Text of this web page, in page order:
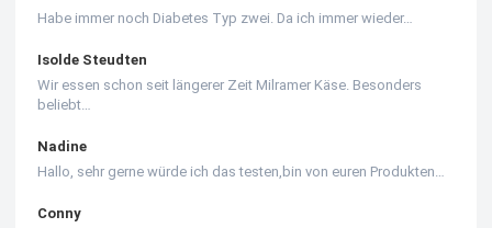
Habe immer noch Diabetes Typ zwei. Da ich immer wieder…
Isolde Steudten
Wir essen schon seit längerer Zeit Milramer Käse. Besonders
beliebt…
Nadine
Hallo, sehr gerne würde ich das testen,bin von euren Produkten…
Conny